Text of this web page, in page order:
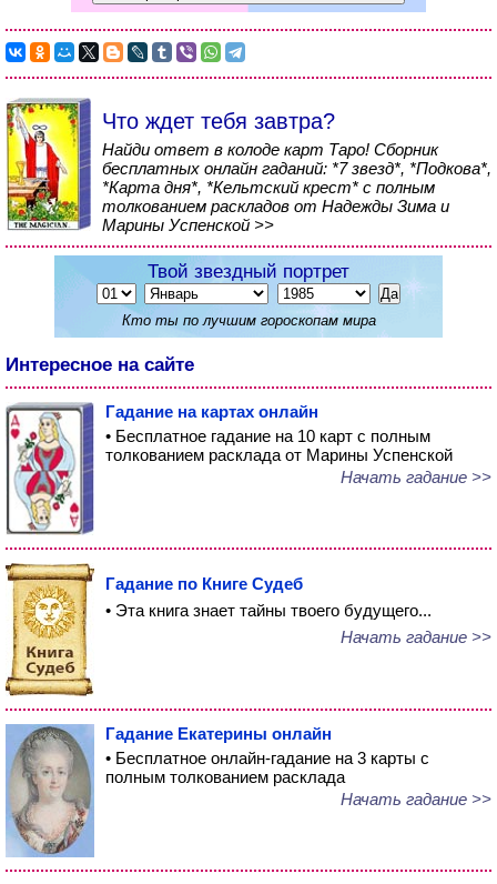
Что ждет тебя завтра?
Найди ответ в колоде карт Таро! Сборник
бесплатных онлайн гаданий: *7 звезд*, *Подкова*,
*Карта дня*, *Кельтский крест* с полным
толкованием раскладов от Надежды Зима и
Марины Успенской >>
Твой звездный портрет
Кто ты по лучшим гороскопам мира
Интересное на сайте
Гадание на картах онлайн
• Бесплатное гадание на 10 карт с полным
толкованием расклада от Марины Успенской
Начать гадание >>
Гадание по Книге Судеб
• Эта книга знает тайны твоего будущего...
Начать гадание >>
Гадание Екатерины онлайн
• Бесплатное онлайн-гадание на 3 карты с
полным толкованием расклада
Начать гадание >>